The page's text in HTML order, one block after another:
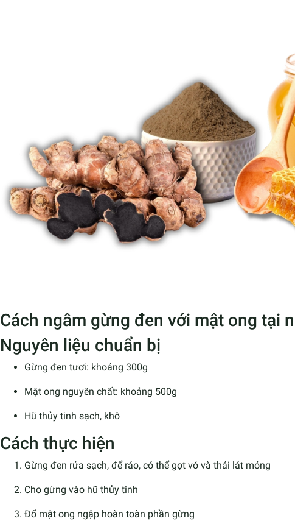
Cách ngâm gừng đen với mật ong tại
Nguyên liệu chuẩn bị
Gừng đen tươi: khoảng 300g
Mật ong nguyên chất: khoảng 500g
Hũ thủy tinh sạch, khô
Cách thực hiện
Gừng đen rửa sạch, để ráo, có thể gọt vỏ và thái lát mỏng
Cho gừng vào hũ thủy tinh
Đổ mật ong ngập hoàn toàn phần gừng